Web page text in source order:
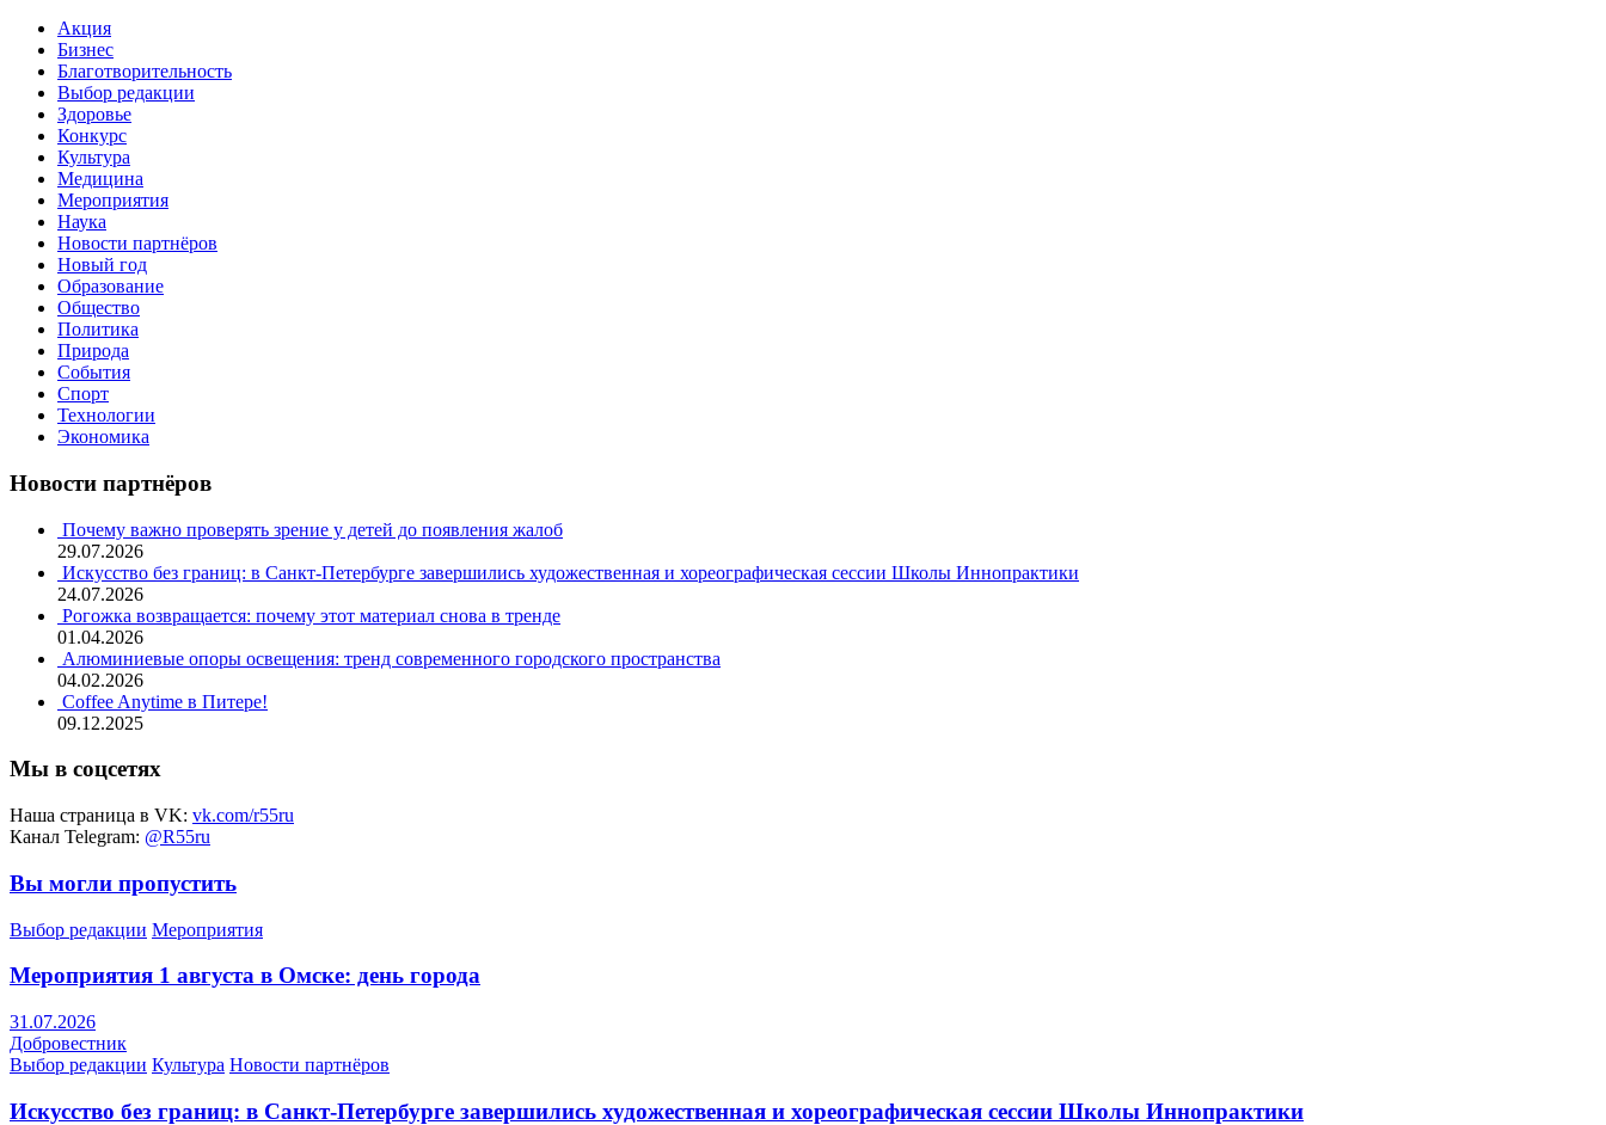
Акция
Бизнес
Благотворительность
Выбор редакции
Здоровье
Конкурс
Культура
Медицина
Мероприятия
Наука
Новости партнёров
Новый год
Образование
Общество
Политика
Природа
События
Спорт
Технологии
Экономика
Новости партнёров
Почему важно проверять зрение у детей до появления жалоб
29.07.2026
Искусство без границ: в Санкт-Петербурге завершились художественная и хореографическая сессии Школы Иннопрактики
24.07.2026
Рогожка возвращается: почему этот материал снова в тренде
01.04.2026
Алюминиевые опоры освещения: тренд современного городского пространства
04.02.2026
Coffee Anytime в Питере!
09.12.2025
Мы в соцсетях
Наша страница в VK: vk.com/r55ru
Канал Telegram: @R55ru
Вы могли пропустить
Выбор редакции Мероприятия
Мероприятия 1 августа в Омске: день города
31.07.2026
Добровестник
Выбор редакции Культура Новости партнёров
Искусство без границ: в Санкт-Петербурге завершились художественная и хореографическая сессии Школы Иннопрактики